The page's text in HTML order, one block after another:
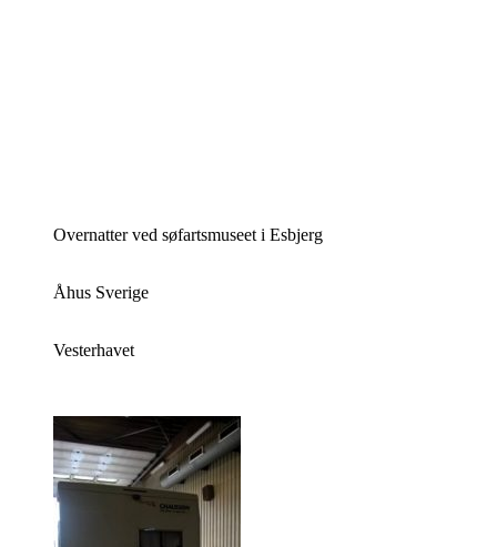
Overnatter ved søfartsmuseet i Esbjerg
Åhus Sverige
Vesterhavet